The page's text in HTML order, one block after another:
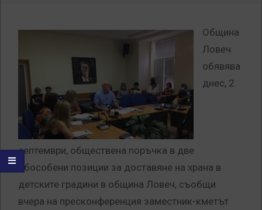
Община
Ловеч
обявява
днес, 2
септември, обществена поръчка в две
обособени позиции за доставяне на храна в
детските градини в община Ловеч, съобщи
вчера на пресконференция заместник-кметът